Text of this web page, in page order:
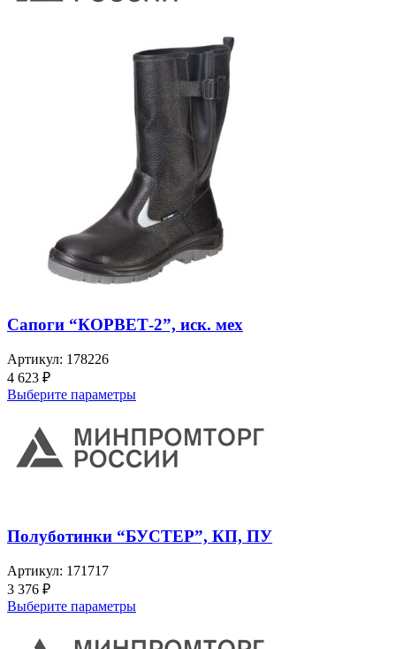
Сапоги “КОРВЕТ-2”, иск. мех
Артикул: 178226
4 623 ₽
Выберите параметры
Полуботинки “БУСТЕР”, КП, ПУ
Артикул: 171717
3 376 ₽
Выберите параметры